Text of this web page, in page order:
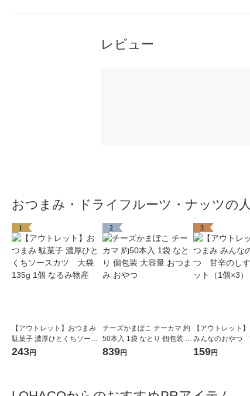
レビュー
おつまみ・ドライフルーツ・ナッツの
1
【アウトレット】おつまみ
駄菓子 濃厚ひとくちソース
カツ 大袋 135g 1個 なる
243円
2
チーズかまぼこ チーカマ 約
50本入 1袋 なとり 個包装 大
容量 おつまみ おやつ
839円
3
【アウトレット
みんなのおやつ
するめ 1セット（
159円